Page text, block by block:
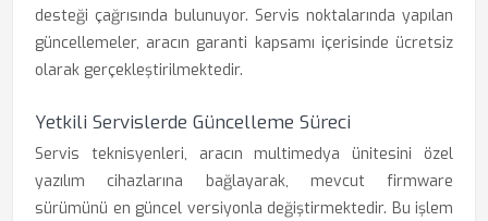
desteği çağrısında bulunuyor. Servis noktalarında yapılan
güncellemeler, aracın garanti kapsamı içerisinde ücretsiz
olarak gerçekleştirilmektedir.
Yetkili Servislerde Güncelleme Süreci
Servis teknisyenleri, aracın multimedya ünitesini özel
yazılım cihazlarına bağlayarak, mevcut firmware
sürümünü en güncel versiyonla değiştirmektedir. Bu işlem